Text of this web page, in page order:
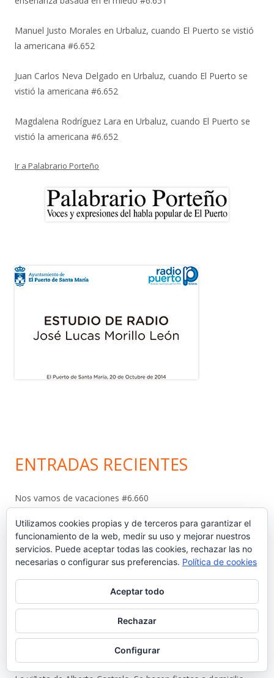
Manuel Justo Morales en Urbaluz, cuando El Puerto se vistió
la americana #6.652
Juan Carlos Neva Delgado en Urbaluz, cuando El Puerto se
vistió la americana #6.652
Magdalena Rodríguez Lara en Urbaluz, cuando El Puerto se
vistió la americana #6.652
Ir a Palabrario Porteño
ENTRADAS RECIENTES
Nos vamos de vacaciones #6.660
¿Dónde está Calleja? #6.659
Carta protesta a Don Pedro Muñoz Seca #6.658
El antiguo campo del Racing y la iniciativa solidaria de Elías
Ahuja #6.657
Sebastián Gómez Sánchez, ‘Tani’. El frutero que ayudó a
sacar adelante a once hermanos #6.656
Utilizamos cookies propias y de terceros para garantizar el
funcionamiento de la web, medir su uso y mejorar nuestros
servicios. Puede aceptar todas las cookies, rechazar las no
necesarias o configurar sus preferencias. Política de cookies
Aceptar todo
Rechazar
Configurar